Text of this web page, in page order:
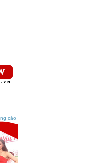
cáo